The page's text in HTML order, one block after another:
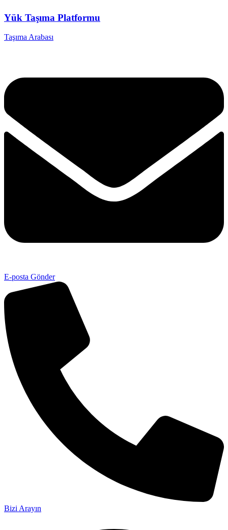
Yük Taşıma Platformu
Taşıma Arabası
E-posta Gönder
Bizi Arayın